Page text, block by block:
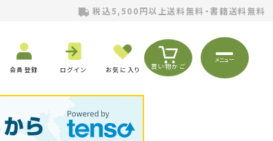
税込5,500円以上送料無料・書籍送料無料
会員登録 ログイン お気に入り 買い物かご
メニュー